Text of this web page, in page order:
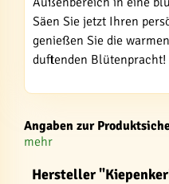
Säen Sie jetzt Ihren
genießen Sie die
duftenden Blütenpracht!
Angaben zur
mehr
Hersteller